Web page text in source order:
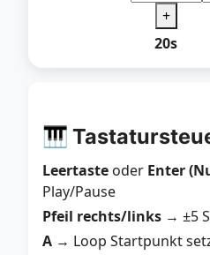
+
20s
🎹
Leertaste oder Enter
Play/Pause
Pfeil rechts/links → ±5
A → Loop Startpunkt